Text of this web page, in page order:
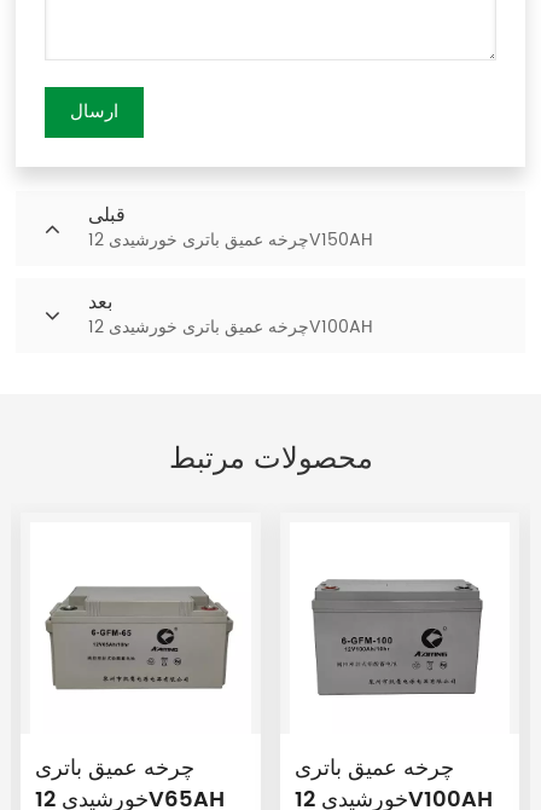
ارسال
قبلی
چرخه عمیق باتری خورشیدی 12V150AH
بعد
چرخه عمیق باتری خورشیدی 12V100AH
محصولات مرتبط
چرخه عمیق باتری
خورشیدی 12V65AH
چرخه عمیق باتری
خورشیدی 12V100AH